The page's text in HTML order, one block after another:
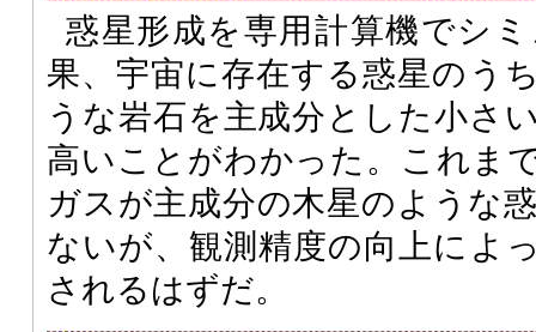
惑星形成を専用計算機でシ
果、宇宙に存在する惑星のう
うな岩石を主成分とした小さ
高いことがわかった。これま
ガスが主成分の木星のような
ないが、観測精度の向上によ
されるはずだ。